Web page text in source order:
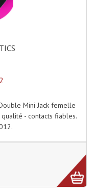
200MHZ
800MHZ
Etc...
Accessoires
Mini Jack femelle
- contacts fiables.